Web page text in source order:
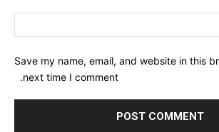
Save my name, email, and website in this
next time I comment.